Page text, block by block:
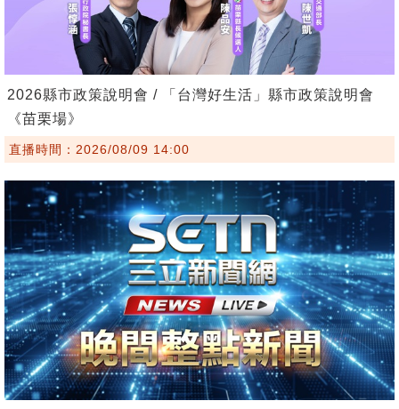
2026縣市政策說明會 / 「台灣好生活」縣市政策說明會
《苗栗場》
直播時間：2026/08/09 14:00